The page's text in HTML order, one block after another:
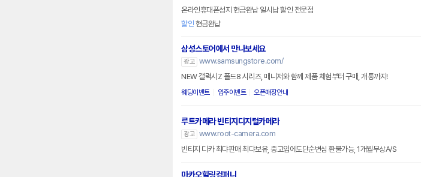
온라인휴대폰성지 현금완납 일시납 할인 전문점
할인 현금완납
삼성스토어에서 만나보세요
광고 www.samsungstore.com/
NEW 갤럭시Z 폴드8 시리즈, 매니저와 함께 제품 체험부터 구매, 개통까지!
웨딩이벤트 입주이벤트 오픈매장안내
루트카메라 빈티지디지털카메라
광고 www.root-camera.com
빈티지 디카 최댜판매 최댜보유, 중고임에도단순변심 환불가능, 1개월무상A/S
마카오힐링컴퍼니